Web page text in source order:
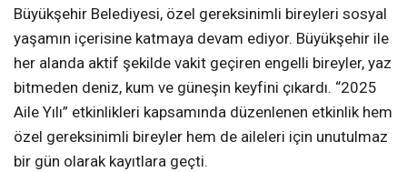
Büyükşehir Belediyesi, özel gereksinimli bireyleri sosyal
yaşamın içerisine katmaya devam ediyor. Büyükşehir ile
her alanda aktif şekilde vakit geçiren engelli bireyler, yaz
bitmeden deniz, kum ve güneşin keyfini çıkardı. “2025
Aile Yılı” etkinlikleri kapsamında düzenlenen etkinlik hem
özel gereksinimli bireyler hem de aileleri için unutulmaz
bir gün olarak kayıtlara geçti.